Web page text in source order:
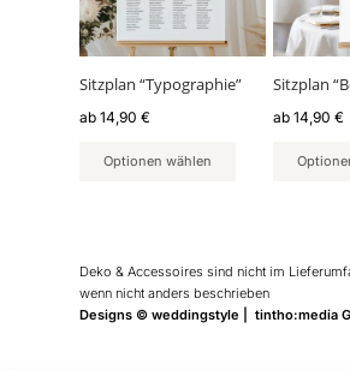
Sitzplan “Typographie”
ab 14,90 €
Optionen wählen
auf.
Die
Optionen
können
auf
Produktseite
Sitzplan
ab14,90€
auf.
Die
Optionen
können
auf
Deko & Accessoires sind nicht im
wenn nicht anders beschrieben
Designs © weddingstyle | tintho:media